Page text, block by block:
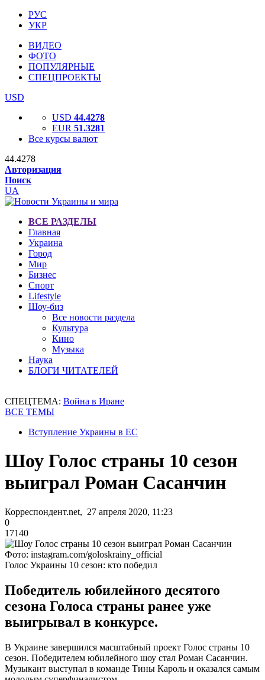
РУС
УКР
ВИДЕО
ФОТО
ПОПУЛЯРНЫЕ
СПЕЦПРОЕКТЫ
USD
USD 44.4278
EUR 51.3281
Все курсы валют
44.4278
Авторизация
Поиск
UA
ВСЕ РАЗДЕЛЫ
Главная
Украина
Город
Мир
Бизнес
Спорт
Lifestyle
Шоу-биз
Все новости раздела
Культура
Кино
Музыка
Наука
БЛОГИ ЧИТАТЕЛЕЙ
СПЕЦТЕМА: Война в Иране
ВСЕ ТЕМЫ
Вступление Украины в ЕС
Шоу Голос страны 10 сезон
выиграл Роман Сасанчин
Корреспондент.net, 27 апреля 2020, 11:23
0
17140
Фото: instagram.com/goloskrainy_official
Голос Украины 10 сезон: кто победил
Победитель юбилейного десятого
сезона Голоса страны ранее уже
выигрывал в конкурсе.
В Украине завершился масштабный проект Голос страны 10
сезон. Победителем юбилейного шоу стал Роман Сасанчин.
Музыкант выступал в команде Тины Кароль и оказался самым